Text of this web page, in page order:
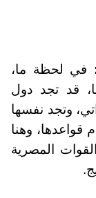
في لحظة ما،
قد تجد دول
وتجد نفسها
وهنا
المصرية